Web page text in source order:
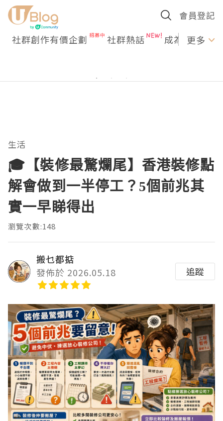
會員登記
社群創作有價企劃 社群熱話 成為U更多
生活
🎓【裝修最驚爛尾】香港裝修點
解會做到一半停工？5個前兆其
實一早睇得出
瀏覽次數:148
搬乜都掂
發佈於 2026.05.18
追蹤